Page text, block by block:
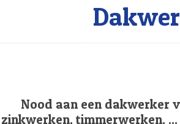
Nood aan een dakwerker
zinkwerken, timmerwerken,